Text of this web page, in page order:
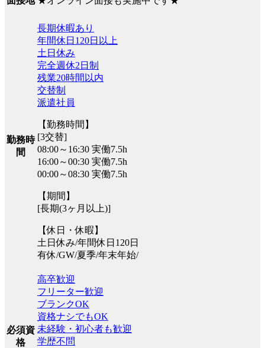
勤務時
間
長期休暇あり
年間休日120日以上
土日休み
完全週休2日制
残業20時間以内
交替制
派遣社員
【勤務時間】
[3交替]
08:00～16:30 実働7.5h
16:00～00:30 実働7.5h
00:00～08:30 実働7.5h
【期間】
[長期(3ヶ月以上)]
【休日・休暇】
土日休み/年間休日120日
有休/GW/夏季/年末年始/
必須資
格
高卒歓迎
フリーター歓迎
ブランクOK
資格ナシでもOK
未経験・初心者も歓迎
学歴不問